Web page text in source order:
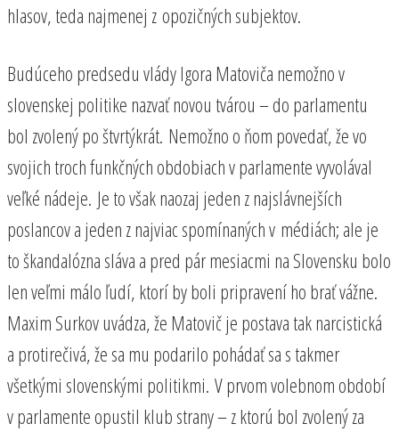
hlasov, teda najmenej z opozičných subjektov.
Budúceho predsedu vlády Igora Matoviča nemožno v
slovenskej politike nazvať novou tvárou – do parlamentu
bol zvolený po štvrtýkrát. Nemožno o ňom povedať, že vo
svojich troch funkčných obdobiach v parlamente vyvolával
veľké nádeje. Je to však naozaj jeden z najslávnejších
poslancov a jeden z najviac spomínaných v médiách; ale je
to škandalózna sláva a pred pár mesiacmi na Slovensku bolo
len veľmi málo ľudí, ktorí by boli pripravení ho brať vážne.
Maxim Surkov uvádza, že Matovič je postava tak narcistická
a protirečivá, že sa mu podarilo pohádať sa s takmer
všetkými slovenskými politikmi. V prvom volebnom období
v parlamente opustil klub strany – z ktorú bol zvolený za